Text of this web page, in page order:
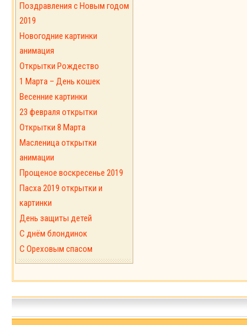
Поздравления с Новым годом
2019
Новогодние картинки
анимация
Открытки Рождество
1 Марта – День кошек
Весенние картинки
23 февраля открытки
Открытки 8 Марта
Масленица открытки
анимации
Прощеное воскресенье 2019
Пасха 2019 открытки и
картинки
День защиты детей
С днём блондинок
С Ореховым спасом